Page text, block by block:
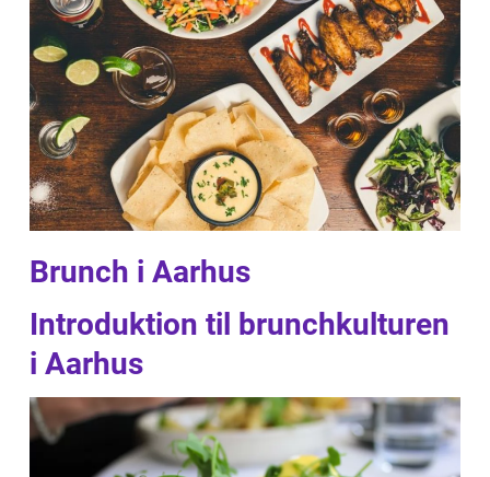
Brunch i Aarhus
Introduktion til brunchkulturen
i Aarhus